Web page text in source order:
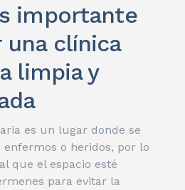
importante
clínica
limpia y
es un lugar donde se
enfermos o heridos, por lo
que el espacio esté
para evitar la